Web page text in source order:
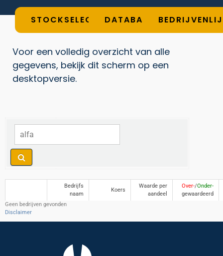
STOCKSELECTORDATABASE
Voor een volledig overzicht van alle
gegevens, bekijk dit scherm op een
desktopversie.
Bedrijfs
naam
Koers
Waarde per
aandeel
Over-/Onder-
gewaardeerd
Geen bedrijven gevonden
Disclaimer